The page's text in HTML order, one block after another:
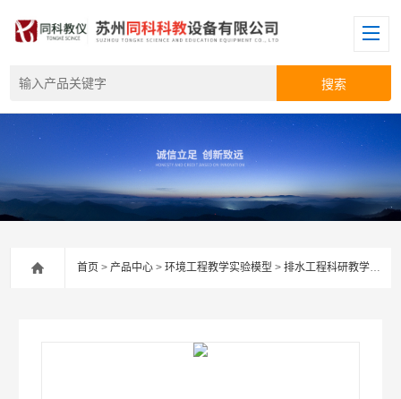
首页 >产品中心 >环境工程教学实验模型 >排水工程科研教学实验装置